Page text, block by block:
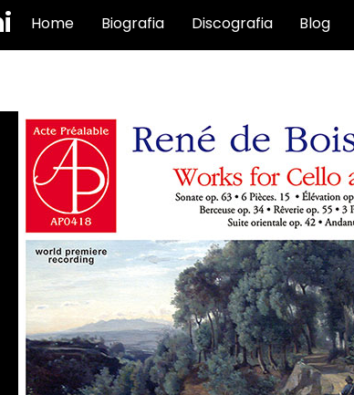
Home Biografia Discografia Blog